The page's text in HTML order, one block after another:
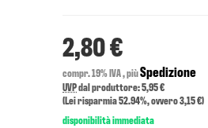
2,80 €
compr. 19% IVA , piùSpedizione
UVPdal produttore: 5,95 €
(Lei risparmia52.94%, ovvero3,15 €)
disponibilità immediata